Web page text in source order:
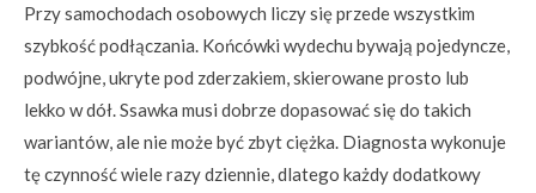
Przy samochodach osobowych liczy się przede wszystkim
szybkość podłączania. Końcówki wydechu bywają pojedyncze,
podwójne, ukryte pod zderzakiem, skierowane prosto lub
lekko w dół. Ssawka musi dobrze dopasować się do takich
wariantów, ale nie może być zbyt ciężka. Diagnosta wykonuje
tę czynność wiele razy dziennie, dlatego każdy dodatkowy